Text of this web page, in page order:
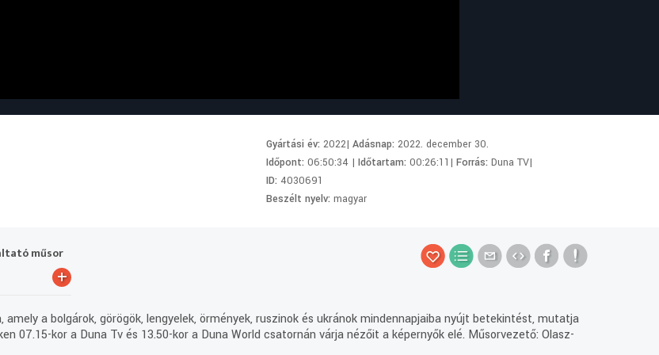
Gyártási év:2022|Adásnap:2022. december 30.
Időpont:06:50:34 |Időtartam:00:26:11|Forrás:Duna TV|
ID:4030691
Beszélt nyelv:magyar
műsor
+
a bolgárok, görögök, lengyelek, örmények, ruszinok és ukránok mindennapjaiba nyújt betekintést, mutatja
07.15-kor a Duna Tv és 13.50-kor a Duna World csatornán várja nézőit a képernyők elé. Műsorvezető: Olasz-